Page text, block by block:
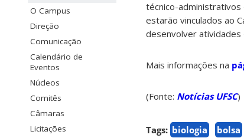
O Campus
Direção
Comunicação
Calendário de
Eventos
Núcleos
Comitês
Câmaras
Licitações
técnico-administrativos
estarão vinculados ao
desenvolver atividades
Mais informações na
(Fonte: Notícias UFSC)
Tags: biologia bolsa